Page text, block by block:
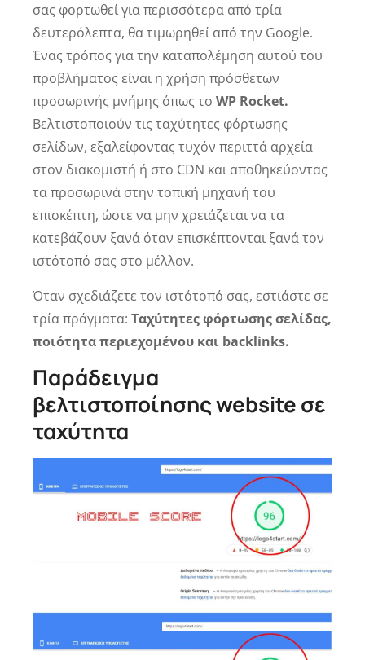
σας φορτωθεί για περισσότερα από τρία
δευτερόλεπτα, θα τιμωρηθεί από την Google.
Ένας τρόπος για την καταπολέμηση αυτού του
προβλήματος είναι η χρήση πρόσθετων
προσωρινής μνήμης όπως το WP Rocket.
Βελτιστοποιούν τις ταχύτητες φόρτωσης
σελίδων, εξαλείφοντας τυχόν περιττά αρχεία
στον διακομιστή ή στο CDN και αποθηκεύοντας
τα προσωρινά στην τοπική μηχανή του
επισκέπτη, ώστε να μην χρειάζεται να τα
κατεβάζουν ξανά όταν επισκέπτονται ξανά τον
ιστότοπό σας στο μέλλον.
Όταν σχεδιάζετε τον ιστότοπό σας, εστιάστε σε
τρία πράγματα: Ταχύτητες φόρτωσης σελίδας,
ποιότητα περιεχομένου και backlinks.
Παράδειγμα
βελτιστοποίησης website σε
ταχύτητα